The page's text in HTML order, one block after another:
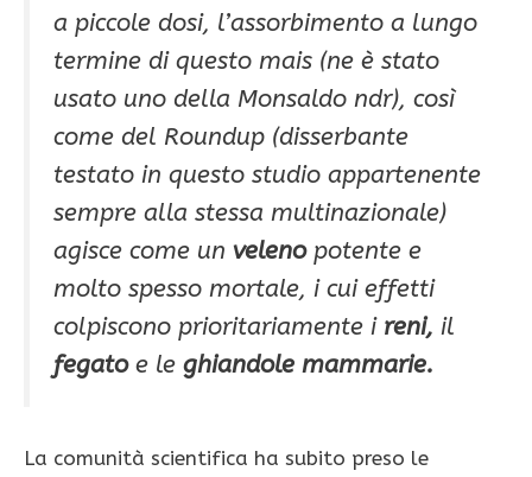
a piccole dosi, l’assorbimento a lungo
termine di questo mais (ne è stato
usato uno della Monsaldo ndr), così
come del Roundup (disserbante
testato in questo studio appartenente
sempre alla stessa multinazionale)
agisce come un velenopotente e
molto spesso mortale, i cui effetti
colpiscono prioritariamente i reni, il
fegato e le ghiandole mammarie.
La comunità scientifica ha subito preso le